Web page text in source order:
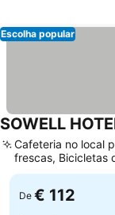
Escolha popular
SOWELL
Cafeteria no local
frescas, Bicicletas
aluguel
De € 112